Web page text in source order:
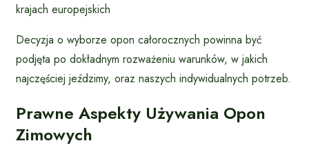
krajach europejskich
Decyzja o wyborze opon całorocznych powinna być
podjęta po dokładnym rozważeniu warunków, w jakich
najczęściej jeździmy, oraz naszych indywidualnych potrzeb.
Prawne Aspekty Używania Opon
Zimowych